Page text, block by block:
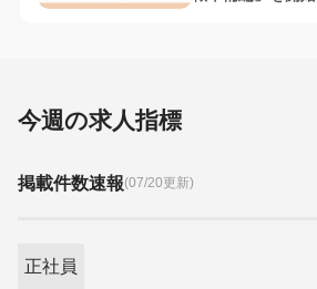
今週の求人指標
掲載件数速報(07/20更新)
正社員